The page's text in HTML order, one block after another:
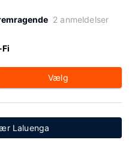
2 anmeldelser
Vælg
Laluenga